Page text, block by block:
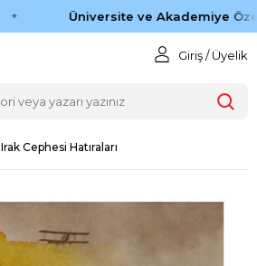
Üniversite ve Akademiye
Giriş / Üyelik
Irak Cephesi Hatıraları